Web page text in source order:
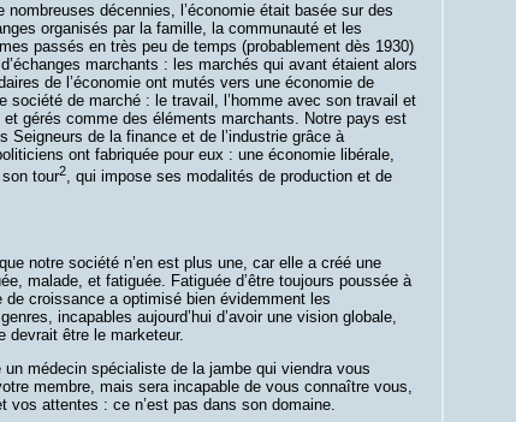
nombreuses décennies, l’économie était basée sur des
organisés par la famille, la communauté et les
passés en très peu de temps (probablement dès 1930)
marchants : les marchés qui avant étaient alors
de l’économie ont mutés vers une économie de
société de marché : le travail, l’homme avec son travail et
gérés comme des éléments marchants. Notre pays est
Seigneurs de la finance et de l’industrie grâce à
ont fabriquée pour eux : une économie libérale,
tour2, qui impose ses modalités de production et de
notre société n’en est plus une, car elle a créé une
malade, et fatiguée. Fatiguée d’être toujours poussée à
de croissance a optimisé bien évidemment les
incapables aujourd’hui d’avoir une vision globale,
devrait être le marketeur.
un médecin spécialiste de la jambe qui viendra vous
membre, mais sera incapable de vous connaître vous,
vos attentes : ce n’est pas dans son domaine.